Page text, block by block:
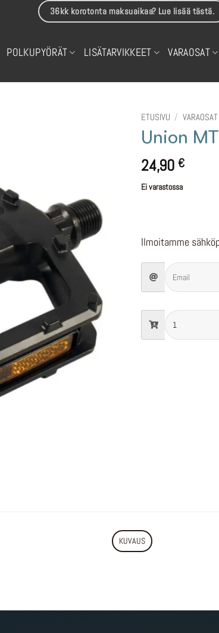
36kk korotonta maksuaikaa? Lue lisää tästä.
POLKUPYÖRÄT LISÄTARVIKKEET VARAOSAT
ETUSIVU / VARAOSAT
Union
24,90 €
Ei varastossa
Ilmoitamme
KUVAUS